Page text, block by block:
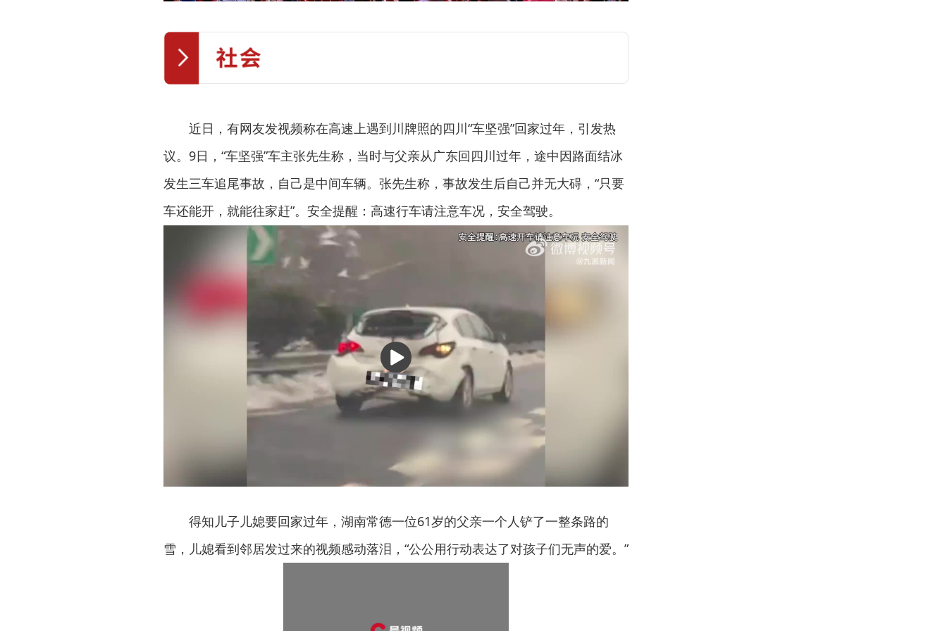
近日，有网友发视频称在高速上遇到川牌照的四川“车坚强”回家过年，引发热
议。9日，“车坚强”车主张先生称，当时与父亲从广东回四川过年，途中因路面结冰
发生三车追尾事故，自己是中间车辆。张先生称，事故发生后自己并无大碍，“只要
车还能开，就能往家赶”。 安全提醒：高速行车请注意车况，安全驾驶。
播
放
得知儿子儿媳要回家过年，湖南常德一位61岁的父亲一个人铲了一整条路的
雪，儿媳看到邻居发过来的视频感动落泪，“公公用行动表达了对孩子们无声的爱。”